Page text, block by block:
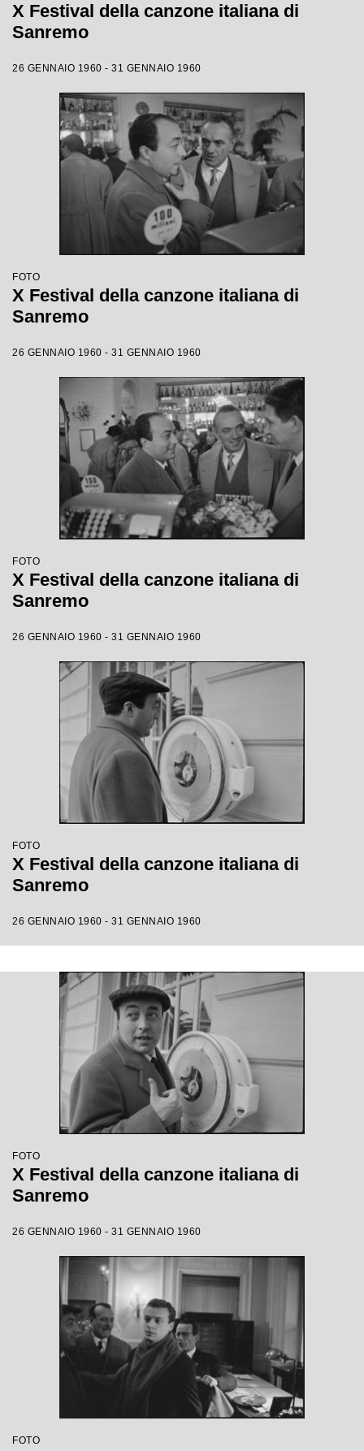
X Festival della canzone italiana di
Sanremo
26 GENNAIO 1960 - 31 GENNAIO 1960
FOTO
X Festival della canzone italiana di
Sanremo
26 GENNAIO 1960 - 31 GENNAIO 1960
FOTO
X Festival della canzone italiana di
Sanremo
26 GENNAIO 1960 - 31 GENNAIO 1960
FOTO
X Festival della canzone italiana di
Sanremo
26 GENNAIO 1960 - 31 GENNAIO 1960
FOTO
X Festival della canzone italiana di
Sanremo
26 GENNAIO 1960 - 31 GENNAIO 1960
FOTO